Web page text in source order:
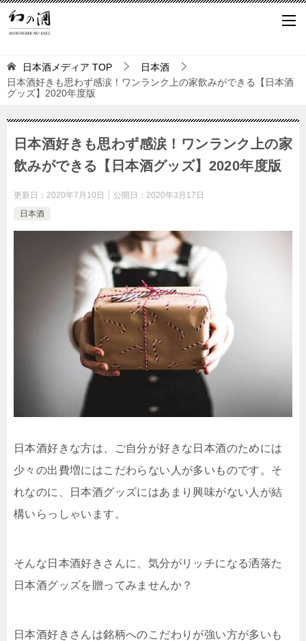
日本酒メディア TOP
日本酒
日本酒好きも思わず感涙！ワンランク上の家飲みができる【日本酒
グッズ】2020年度版
日本酒好きも思わず感涙！ワンランク上の家
飲みができる【日本酒グッズ】2020年度版
更新日： 2020年7月10日 公開日： 2020年3月17日
日本酒
日本酒好きな方は、ご自分が好きな日本酒のためには
少々の出費増にはこだわらない人が多いものです。そ
れなのに、日本酒グッズにはあまり興味がない人が結
構いらっしゃいます。
そんな日本酒好きさんに、気分がリッチになる洒落た
日本酒グッズを贈ってみませんか？
日本酒好きさんは銘柄へのこだわりが強い方が多いも